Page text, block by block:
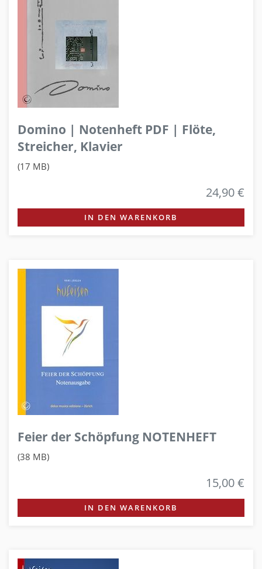
Domino | Notenheft PDF | Flöte,
Streicher, Klavier
(17 MB)
24,90 €
IN DEN WARENKORB
Feier der Schöpfung NOTENHEFT
(38 MB)
15,00 €
IN DEN WARENKORB